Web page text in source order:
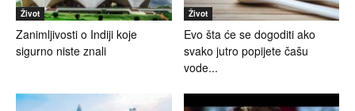
Život
Zanimljivosti o Indiji koje
sigurno niste znali
Život
Evo šta će se dogoditi ako
svako jutro popijete čašu
vode...